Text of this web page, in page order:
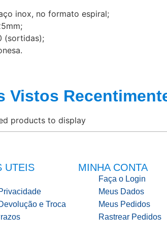
inox, no formato espiral;
(sortidas);
Vistos
products to display
UTEIS
e Troca
MINHA CONTA
Faça o Login
Meus Dados
Meus Pedidos
Rastrear Pedidos